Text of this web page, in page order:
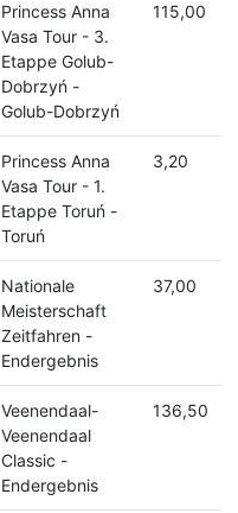
Princess Anna
Vasa Tour - 3.
Etappe Golub-
Dobrzyń -
Golub-Dobrzyń
115,00
Princess Anna
Vasa Tour - 1.
Etappe Toruń -
Toruń
3,20
Nationale
Meisterschaft
Zeitfahren -
Endergebnis
37,00
Veenendaal-
Veenendaal
Classic -
Endergebnis
136,50